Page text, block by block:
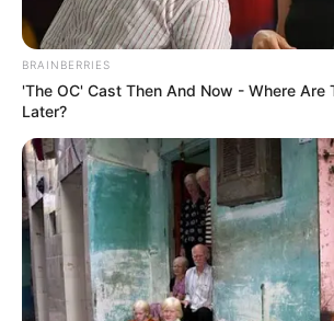
ΔΗΜΟΦΙΛΗ ΑΡΘΡΑ
BRAINBERRIES
'The OC' Cast Then And Now - Where Are
Later?